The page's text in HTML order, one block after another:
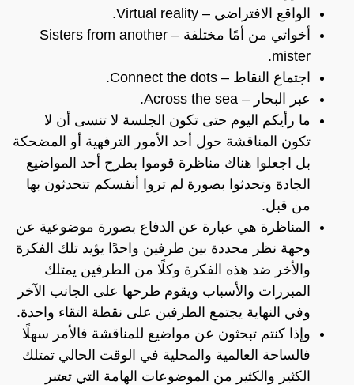
الواقع الافتراضي – Virtual reality.
أخواتي من أمًا مختلفة – Sisters from another
mister.
اجتماع النقاط – Connect the dots.
عبر البحار – Across the sea.
ما رأيكم اليوم حتى تكون الجلسة لا تنسى أن لا
تكون المناقشة حول أحد الأمور الترفهية أو المضحكة
بل اجعلوا هناك مناظرة قوموا بطرح أحد المواضيع
الجادة وتحدثوا بصورة لم تروا أنفسكم تتحدثون بها
من قبل.
المناظرة هي عبارة عن الدفاع بصورة موضوعية عن
وجهة نظر محددة بين طرفين واحدًا يؤيد تلك الفكرة
والأخر ضد هذه الفكرة وكلًا من الطرفين يمتلك
المبررات والأسباب ويقوم طرحها على الجانب الآخر
وفي النهاية يجتمع الطرفين على نقطة التقاء واحدة.
وإذا كنتم تبحثون عن مواضيع للمناقشة فالأمر سهلًا
فالساحة العالمية والمحلية في الوقت الحالي تمتلك
الكثير والكثير من الموضوعات الهامة التي تعتبر